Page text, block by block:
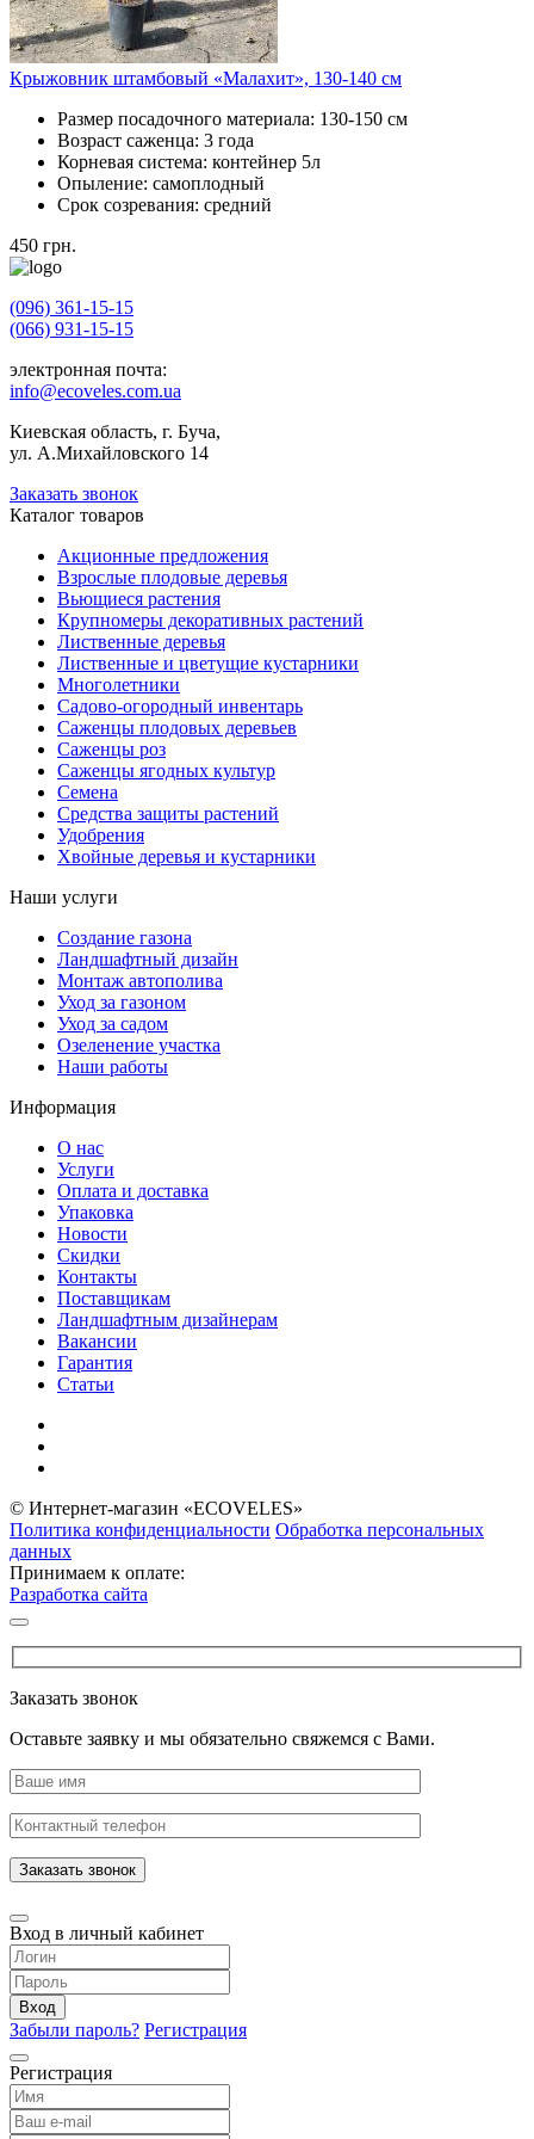
Крыжовник штамбовый «Малахит», 130-140 см
Размер посадочного материала: 130-150 см
Возраст саженца: 3 года
Корневая система: контейнер 5л
Опыление: самоплодный
Срок созревания: средний
450 грн.
(096) 361-15-15
(066) 931-15-15
электронная почта:
info@ecoveles.com.ua
Киевская область, г. Буча,
ул. А.Михайловского 14
Заказать звонок
Каталог товаров
Акционные предложения
Взрослые плодовые деревья
Вьющиеся растения
Крупномеры декоративных растений
Лиственные деревья
Лиственные и цветущие кустарники
Многолетники
Садово-огородный инвентарь
Саженцы плодовых деревьев
Саженцы роз
Саженцы ягодных культур
Семена
Средства защиты растений
Удобрения
Хвойные деревья и кустарники
Наши услуги
Создание газона
Ландшафтный дизайн
Монтаж автополива
Уход за газоном
Уход за садом
Озеленение участка
Наши работы
Информация
О нас
Услуги
Оплата и доставка
Упаковка
Новости
Скидки
Контакты
Поставщикам
Ландшафтным дизайнерам
Вакансии
Гарантия
Статьи
© Интернет-магазин «ECOVELES»
Политика конфиденциальности Обработка персональных
данных
Принимаем к оплате:
Разработка сайта
Заказать звонок
Оставьте заявку и мы обязательно свяжемся с Вами.
Заказать звонок
Вход в личный кабинет
Вход
Забыли пароль? Регистрация
Регистрация